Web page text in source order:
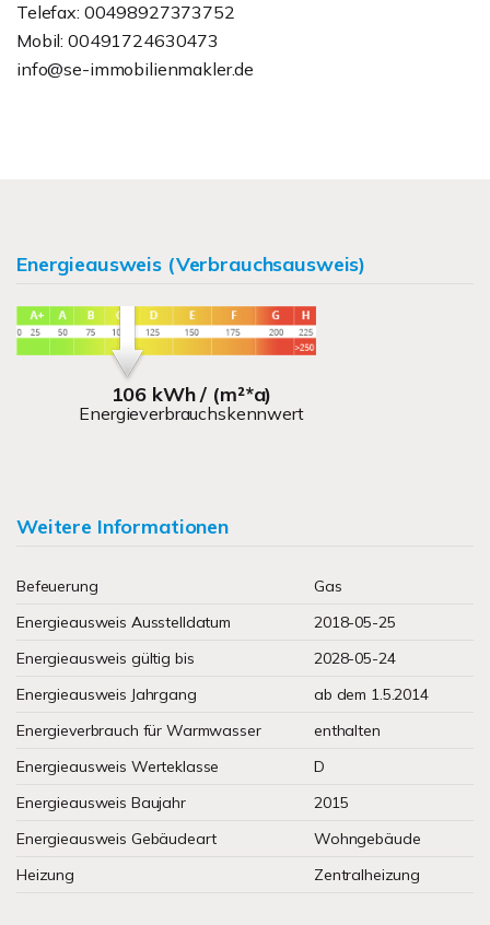
Telefax: 00498927373752
Mobil: 00491724630473
info@se-immobilienmakler.de
Energieausweis (Verbrauchsausweis)
106 kWh / (m²*a)
Energieverbrauchskennwert
Weitere Informationen
Befeuerung
Gas
Energieausweis Ausstelldatum
2018-05-25
Energieausweis gültig bis
2028-05-24
Energieausweis Jahrgang
ab dem 1.5.2014
Energieverbrauch für Warmwasser
enthalten
Energieausweis Werteklasse
D
Energieausweis Baujahr
2015
Energieausweis Gebäudeart
Wohngebäude
Heizung
Zentralheizung